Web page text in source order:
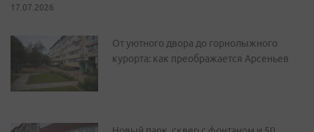
17.07.2026
От уютного двора до горнолыжного
курорта: как преображается Арсеньев